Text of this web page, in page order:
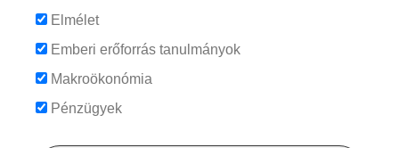
Elmélet
Emberi erőforrás tanulmányok
Makroökonómia
Pénzügyek